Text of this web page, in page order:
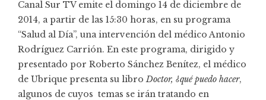
Canal Sur TV emite el domingo 14 de diciembre de
2014, a partir de las 15:30 horas, en su programa
“Salud al Día”, una intervención del médico Antonio
Rodríguez Carrión. En este programa, dirigido y
presentado por Roberto Sánchez Benítez, el médico
de Ubrique presenta su libroDoctor, ¿qué puedo hacer,
algunos de cuyos temas se irán tratando en